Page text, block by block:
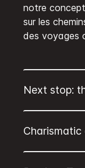
notre
sur les
des voyages